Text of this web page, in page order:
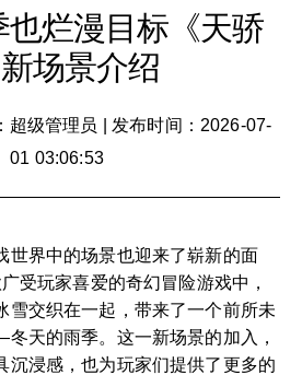
烂漫目标《天骄
场景介绍
超级管理员
发布时间：2026-07-
01 03:06:53
世界中的场景也迎来了崭新的面
受玩家喜爱的奇幻冒险游戏中，
雪交织在一起，带来了一个前所未
天的雨季。这一新场景的加入，
沉浸感，也为玩家们提供了更多的